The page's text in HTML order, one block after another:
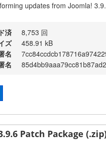
updates from Joomla!
済
8,753 回
ズ
458.91 kB
名
名
Patch Package